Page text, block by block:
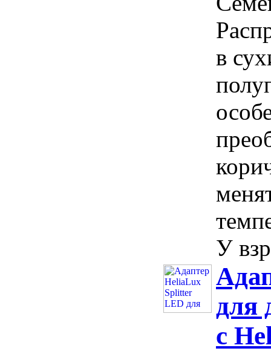
в
У
для
с